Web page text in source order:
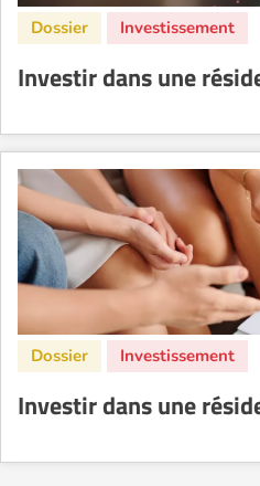
Investir dans une
Investir dans une